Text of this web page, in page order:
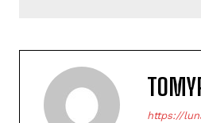
https://